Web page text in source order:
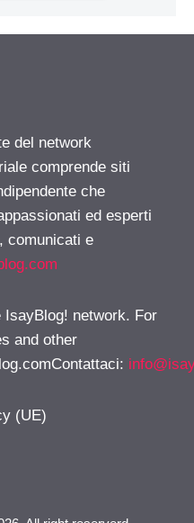
del network
comprende siti
che
ed esperti
comunicati e
network. For
and other
:
(UE)